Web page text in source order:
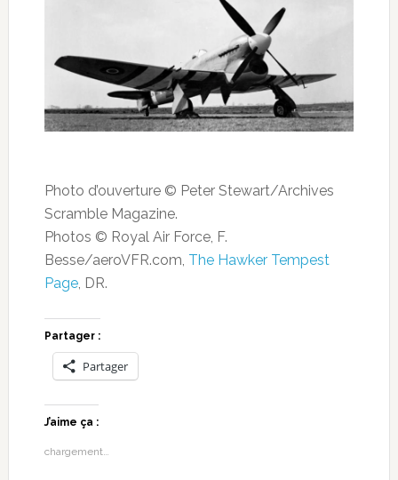
Photo d’ouverture © Peter Stewart/Archives
Scramble Magazine.
Photos © Royal Air Force, F.
Besse/aeroVFR.com, The Hawker Tempest
Page, DR.
Partager :
Partager
J’aime ça :
chargement…